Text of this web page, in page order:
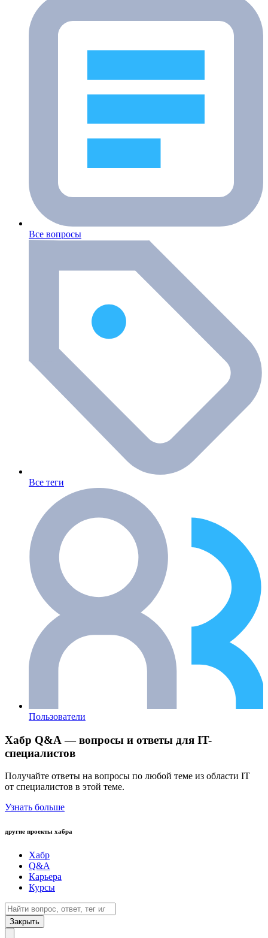
Все вопросы
Все теги
Пользователи
Хабр Q&A — вопросы и ответы для IT-
специалистов
Получайте ответы на вопросы по любой теме из области IT
от специалистов в этой теме.
Узнать больше
другие проекты хабра
Хабр
Q&A
Карьера
Курсы
Закрыть